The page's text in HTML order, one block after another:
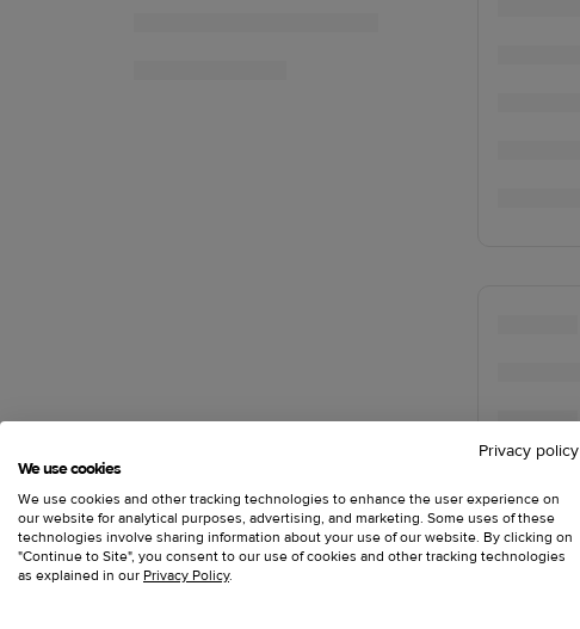
Privacy policy
We use cookies
We use cookies and other tracking technologies to enhance the user experience on
our website for analytical purposes, advertising, and marketing. Some uses of these
technologies involve sharing information about your use of our website. By clicking on
"Continue to Site", you consent to our use of cookies and other tracking technologies
as explained in our Privacy Policy.